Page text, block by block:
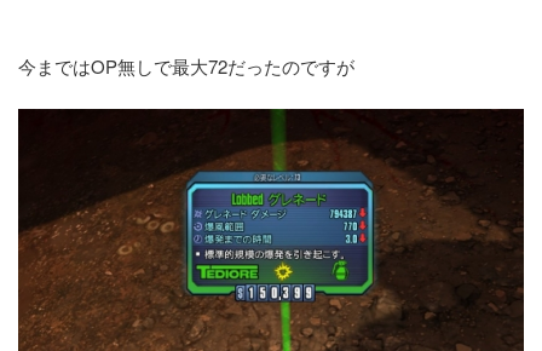
今まではOP無しで最大72だったのですが